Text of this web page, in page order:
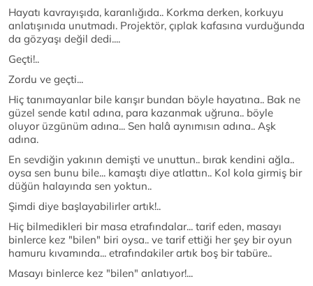
Hayatı kavrayışıda, karanlığıda.. Korkma derken, korkuyu
anlatışınıda unutmadı. Projektör, çıplak kafasına vurduğunda
da gözyaşı değil dedi....
Geçti!..
Zordu ve geçti...
Hiç tanımayanlar bile karışır bundan böyle hayatına.. Bak ne
güzel sende katıl adına, para kazanmak uğruna.. böyle
oluyor üzgünüm adına... Sen halâ aynımısın adına.. Aşk
adına.
En sevdiğin yakının demişti ve unuttun.. bırak kendini ağla..
oysa sen bunu bile... kamaştı diye atlattın.. Kol kola girmiş bir
düğün halayında sen yoktun..
Şimdi diye başlayabilirler artık!..
Hiç bilmedikleri bir masa etrafındalar... tarif eden, masayı
binlerce kez "bilen" biri oysa.. ve tarif ettiği her şey bir oyun
hamuru kıvamında... etrafındakiler artık boş bir tabüre..
Masayı binlerce kez "bilen" anlatıyor!...